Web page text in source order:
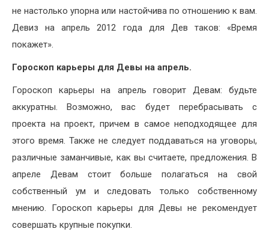
не настолько упорна или настойчива по отношению к вам.
Девиз на апрель 2012 года для Дев таков: «Время
покажет».
Гороскоп карьеры для Девы на апрель.
Гороскоп карьеры на апрель говорит Девам: будьте
аккуратны. Возможно, вас будет перебрасывать с
проекта на проект, причем в самое неподходящее для
этого время. Также не следует поддаваться на уговоры,
различные заманчивые, как вы считаете, предложения. В
апреле Девам стоит больше полагаться на свой
собственный ум и следовать только собственному
мнению. Гороскоп карьеры для Девы не рекомендует
совершать крупные покупки.